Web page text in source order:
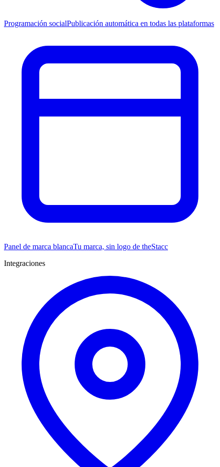
Programación socialPublicación automática en todas las plataformas
Panel de marca blancaTu marca, sin logo de theStacc
Integraciones